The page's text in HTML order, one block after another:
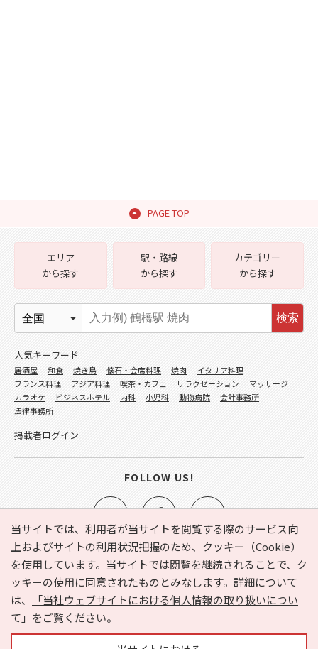
PAGE TOP
当サイトでは、利用者が当サイトを閲覧する際のサービス向
上およびサイトの利用状況把握のため、クッキー（Cookie）
を使用しています。当サイトでは閲覧を継続されることで、ク
ッキーの使用に同意されたものとみなします。詳細について
は、
「当社ウェブサイトにおける個人情報の取り扱いについ
て」 をご覧ください。
e-NAVITA（イーナビタ）とは？ お気に入り
ヘルプ
利用規約
個人情報の取り扱いについて
運営会社
サイトマップ
広告掲載に関するお問い合わせ
エリア
から探す
駅・路線
から探す
カテゴリー
から探す
検索
人気キーワード
居酒屋 和食 焼き鳥 懐石・会席料理 焼肉
イタリア料理
フランス料理
アジア料理 喫茶・カフェ リラクゼーション
マッサージ
カラオケ
ビジネスホテル 内科 小児科 動物病院
会計事務所
法律事務所
掲載者ログイン
FOLLOW US!